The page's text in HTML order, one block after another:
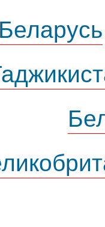
Беларусь